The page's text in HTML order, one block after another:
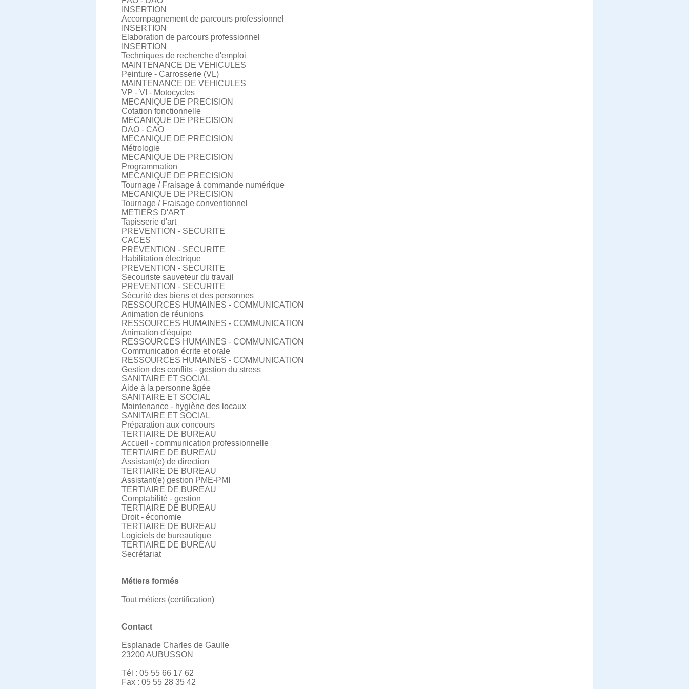
INSERTION
Accompagnement de parcours professionnel
INSERTION
Elaboration de parcours professionnel
INSERTION
Techniques de recherche d'emploi
MAINTENANCE DE VEHICULES
Peinture - Carrosserie (VL)
MAINTENANCE DE VEHICULES
VP - VI - Motocycles
MECANIQUE DE PRECISION
Cotation fonctionnelle
MECANIQUE DE PRECISION
DAO - CAO
MECANIQUE DE PRECISION
Métrologie
MECANIQUE DE PRECISION
Programmation
MECANIQUE DE PRECISION
Tournage / Fraisage à commande numérique
MECANIQUE DE PRECISION
Tournage / Fraisage conventionnel
METIERS D'ART
Tapisserie d'art
PREVENTION - SECURITE
CACES
PREVENTION - SECURITE
Habilitation électrique
PREVENTION - SECURITE
Secouriste sauveteur du travail
PREVENTION - SECURITE
Sécurité des biens et des personnes
RESSOURCES HUMAINES - COMMUNICATION
Animation de réunions
RESSOURCES HUMAINES - COMMUNICATION
Animation d'équipe
RESSOURCES HUMAINES - COMMUNICATION
Communication écrite et orale
RESSOURCES HUMAINES - COMMUNICATION
Gestion des conflits - gestion du stress
SANITAIRE ET SOCIAL
Aide à la personne âgée
SANITAIRE ET SOCIAL
Maintenance - hygiène des locaux
SANITAIRE ET SOCIAL
Préparation aux concours
TERTIAIRE DE BUREAU
Accueil - communication professionnelle
TERTIAIRE DE BUREAU
Assistant(e) de direction
TERTIAIRE DE BUREAU
Assistant(e) gestion PME-PMI
TERTIAIRE DE BUREAU
Comptabilité - gestion
TERTIAIRE DE BUREAU
Droit - économie
TERTIAIRE DE BUREAU
Logiciels de bureautique
TERTIAIRE DE BUREAU
Secrétariat
Métiers formés
Tout métiers (certification)
Contact
Esplanade Charles de Gaulle
23200 AUBUSSON
Tél : 05 55 66 17 62
Fax : 05 55 28 35 42